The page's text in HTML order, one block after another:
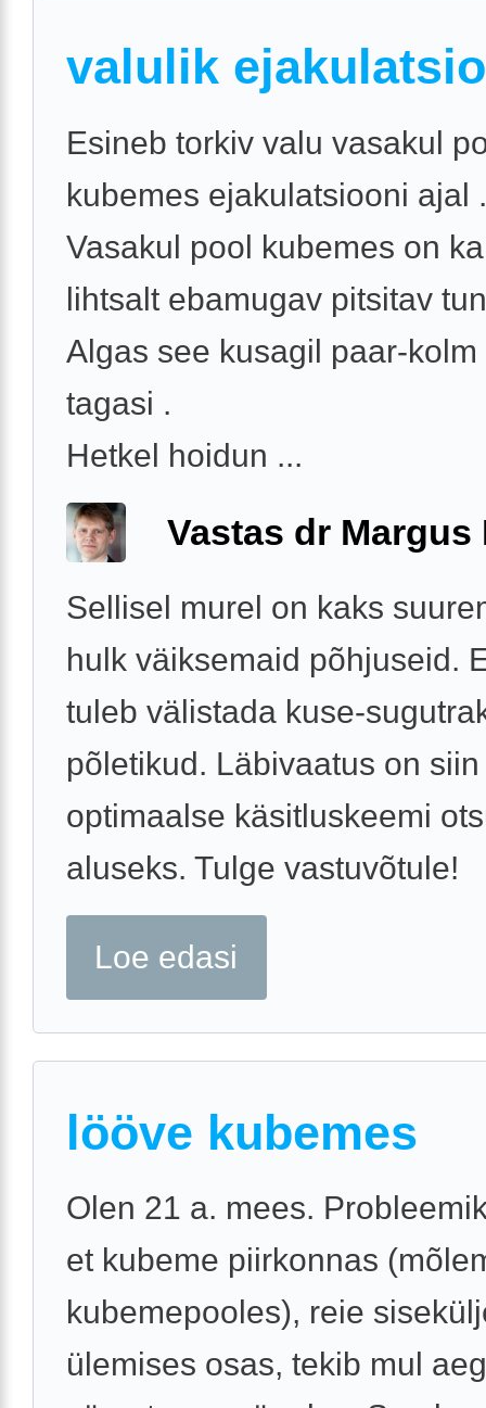
valulik
Esineb torkiv valu vasakul
kubemes ejakulatsiooni ajal .
Vasakul pool kubemes on
lihtsalt ebamugav pitsitav
Algas see kusagil paar-kolm
tagasi .
Hetkel hoidun ...
Vastas dr Margus
Sellisel murel on kaks
hulk väiksemaid põhjuseid.
tuleb välistada kuse-
põletikud. Läbivaatus on siin
optimaalse käsitluskeemi
aluseks. Tulge vastuvõtule!
Loe edasi
lööve kubemes
Olen 21 a. mees.
et kubeme piirkonnas
kubemepooles), reie
ülemises osas, tekib mul